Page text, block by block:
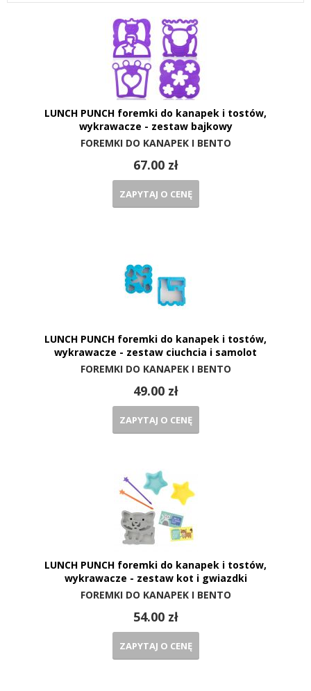
LUNCH PUNCH foremki do kanapek i tostów,
wykrawacze - zestaw bajkowy
FOREMKI DO KANAPEK I BENTO
67.00 zł
ZAPYTAJ O CENĘ
LUNCH PUNCH foremki do kanapek i tostów,
wykrawacze - zestaw ciuchcia i samolot
FOREMKI DO KANAPEK I BENTO
49.00 zł
ZAPYTAJ O CENĘ
LUNCH PUNCH foremki do kanapek i tostów,
wykrawacze - zestaw kot i gwiazdki
FOREMKI DO KANAPEK I BENTO
54.00 zł
ZAPYTAJ O CENĘ